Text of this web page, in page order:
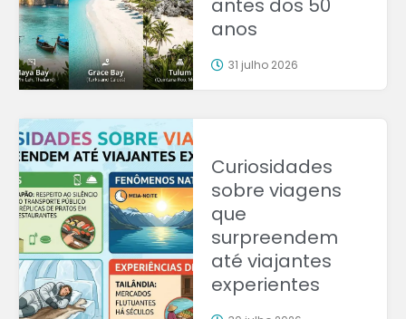
antes dos 50
anos
31 julho 2026
Curiosidades
sobre viagens
que
surpreendem
até viajantes
experientes